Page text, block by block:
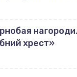
хрест»